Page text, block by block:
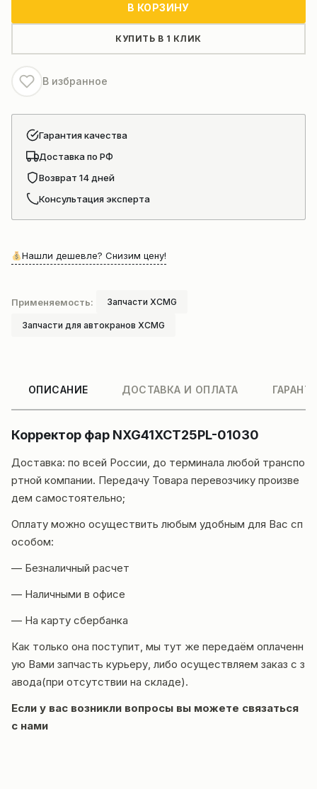
860502902
автокрана
XCMG
В КОРЗИНУ
КУПИТЬ В 1 КЛИК
В избранное
Гарантия качества
Доставка по РФ
Возврат 14 дней
Консультация эксперта
Нашли дешевле? Снизим цену!
Применяемость: Запчасти XCMG
Запчасти для автокранов XCMG
ОПИСАНИЕ ДОСТАВКА И ОПЛАТА
Корректор фар NXG41XCT25PL-01030
Доставка: по всей России, до терминала любой транспо
ртной компании. Передачу Товара перевозчику произве
дем самостоятельно;
Оплату можно осуществить любым удобным для Вас сп
особом:
— Безналичный расчет
— Наличными в офисе
— На карту сбербанка
Как только она поступит, мы тут же передаём оплаченн
ую Вами запчасть курьеру, либо осуществляем заказ с з
авода(при отсутствии на складе).
Если у вас возникли вопросы вы можете связаться
с нами